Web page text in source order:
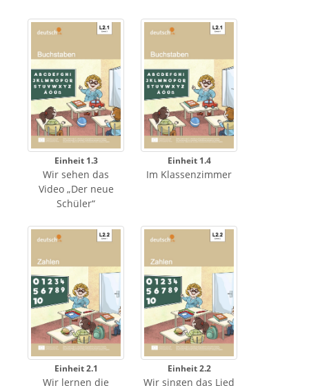
Einheit 1.3
Wir sehen das
Video „Der neue
Schüler“
Einheit 1.4
Im Klassenzimmer
Einheit 2.1
Wir lernen die
Einheit 2.2
Wir singen das Lied